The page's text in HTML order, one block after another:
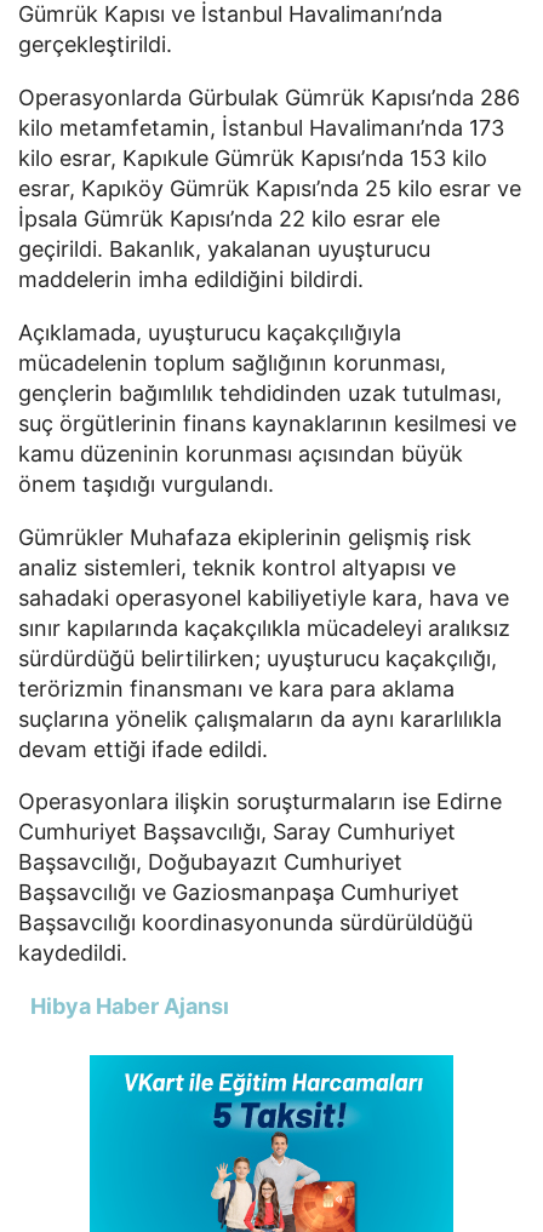
Gümrük Kapısı ve İstanbul Havalimanı’nda
gerçekleştirildi.
Operasyonlarda Gürbulak Gümrük Kapısı’nda 286
kilo metamfetamin, İstanbul Havalimanı’nda 173
kilo esrar, Kapıkule Gümrük Kapısı’nda 153 kilo
esrar, Kapıköy Gümrük Kapısı’nda 25 kilo esrar ve
İpsala Gümrük Kapısı’nda 22 kilo esrar ele
geçirildi. Bakanlık, yakalanan uyuşturucu
maddelerin imha edildiğini bildirdi.
Açıklamada, uyuşturucu kaçakçılığıyla
mücadelenin toplum sağlığının korunması,
gençlerin bağımlılık tehdidinden uzak tutulması,
suç örgütlerinin finans kaynaklarının kesilmesi ve
kamu düzeninin korunması açısından büyük
önem taşıdığı vurgulandı.
Gümrükler Muhafaza ekiplerinin gelişmiş risk
analiz sistemleri, teknik kontrol altyapısı ve
sahadaki operasyonel kabiliyetiyle kara, hava ve
sınır kapılarında kaçakçılıkla mücadeleyi aralıksız
sürdürdüğü belirtilirken; uyuşturucu kaçakçılığı,
terörizmin finansmanı ve kara para aklama
suçlarına yönelik çalışmaların da aynı kararlılıkla
devam ettiği ifade edildi.
Operasyonlara ilişkin soruşturmaların ise Edirne
Cumhuriyet Başsavcılığı, Saray Cumhuriyet
Başsavcılığı, Doğubayazıt Cumhuriyet
Başsavcılığı ve Gaziosmanpaşa Cumhuriyet
Başsavcılığı koordinasyonunda sürdürüldüğü
kaydedildi.
Hibya Haber Ajansı